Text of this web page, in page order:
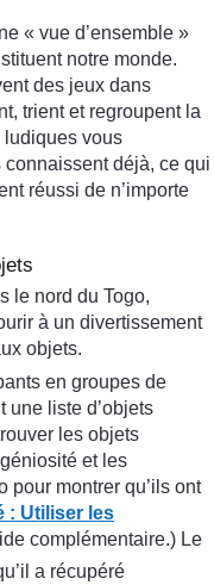
« vue d’ensemble »
notre monde.
des jeux dans
trient et regroupent la
ludiques vous
connaissent déjà, ce qui
réussi de n’importe
le nord du Togo,
à un divertissement
objets.
en groupes de
une liste d’objets
les objets
et les
pour montrer qu’ils ont
: Utiliser les
complémentaire.) Le
a récupéré